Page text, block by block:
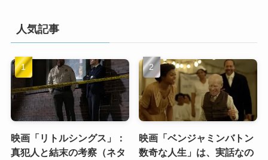
人気記事
映画「リトルシングス」：
真犯人と結末の考察（ネタ
映画「ベンジャミンバトン
数奇な人生」は、実話なの